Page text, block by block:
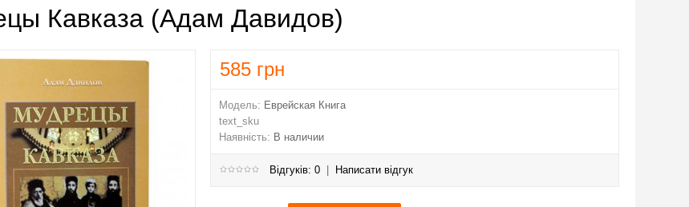
Кавказа (Адам Давидов)
585 грн
Модель: Еврейская Книга
text_sku
Наявність: В наличии
Відгуків: 0 Написати відгук